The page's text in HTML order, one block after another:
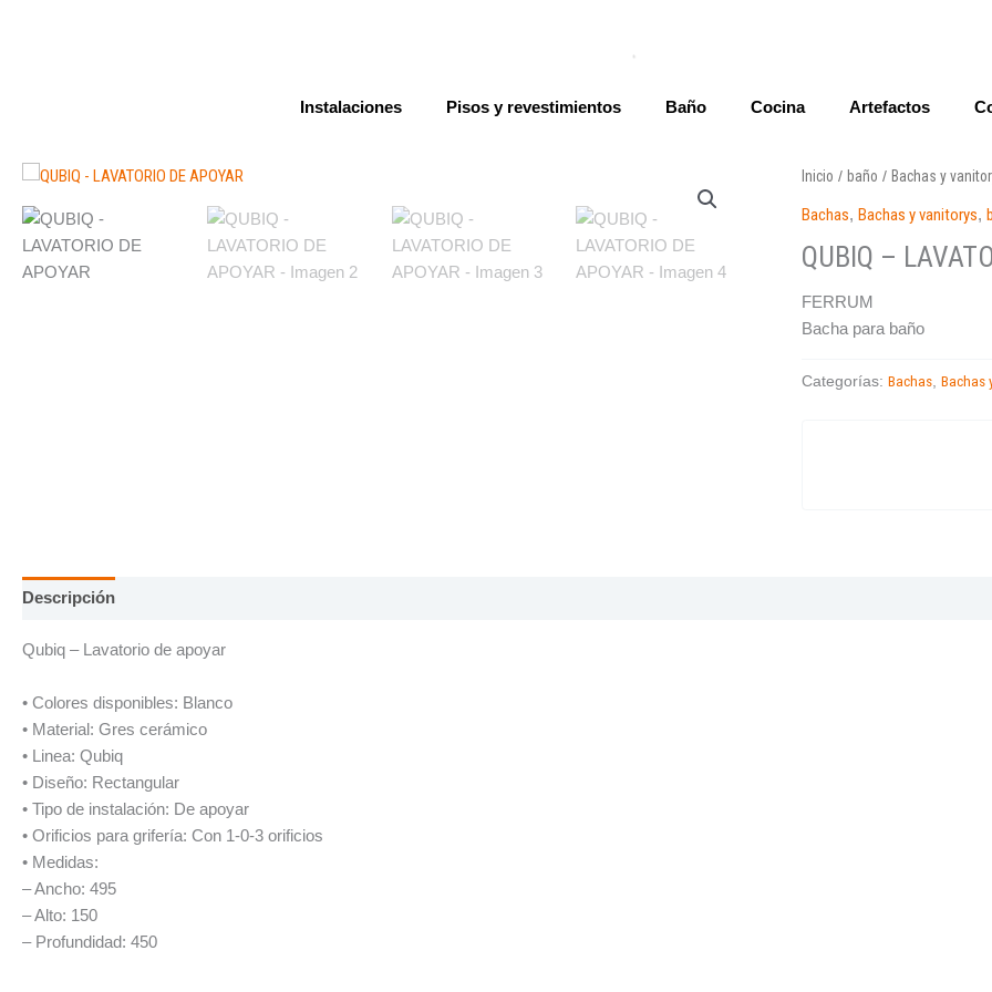
Instalaciones Pisos y revestimientos Baño Cocina Artefactos
Inicio / baño / Bachas y
Bachas,Bachas y vanitorys,
QUBIQ –
FERRUM
Bacha para baño
Categorías:Bachas ,Bachas
Descripción
Qubiq – Lavatorio de apoyar
• Colores disponibles: Blanco
• Material: Gres cerámico
• Linea: Qubiq
• Diseño: Rectangular
• Tipo de instalación: De apoyar
• Orificios para grifería: Con 1-0-3 orificios
• Medidas:
– Ancho: 495
– Alto: 150
– Profundidad: 450